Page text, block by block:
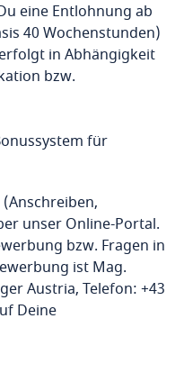
eine Entlohnung ab
40 Wochenstunden)
in Abhängigkeit
bzw.
für
unser Online-Portal.
bzw. Fragen in
ist Mag.
Austria, Telefon: +43
Deine